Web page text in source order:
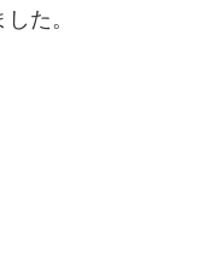
た。